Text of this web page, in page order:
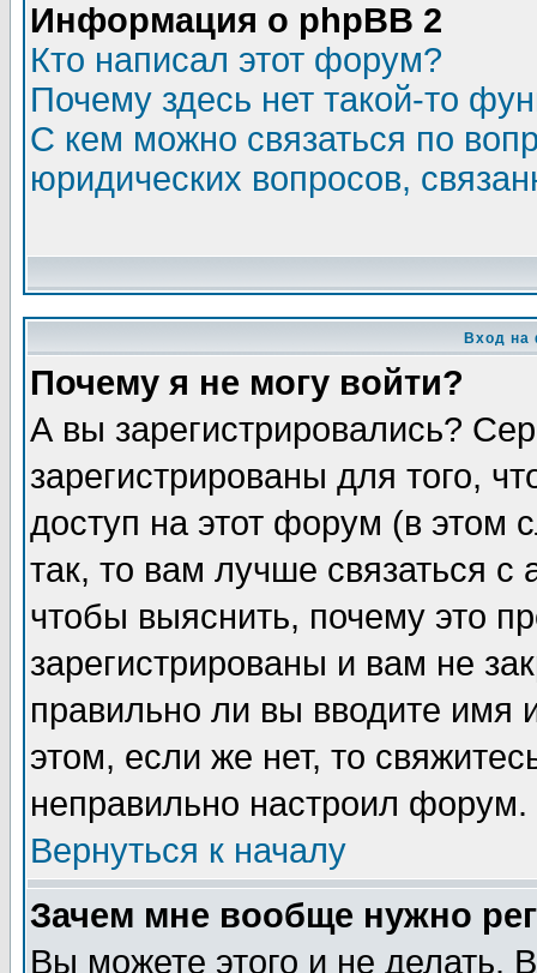
Информация о phpBB 2
Кто написал этот форум?
Почему здесь нет такой-то
С кем можно связаться по
юридических вопросов,
Вход на
Почему я не могу войти?
А вы зарегистрировались?
зарегистрированы для того,
доступ на этот форум (в этом
так, то вам лучше связаться
чтобы выяснить, почему это
зарегистрированы и вам не
правильно ли вы вводите
этом, если же нет, то
неправильно настроил форум.
Вернуться к началу
Зачем мне вообще нужно
Вы можете этого и не делать.